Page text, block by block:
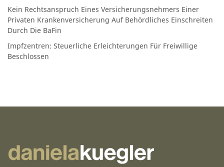
Kein Rechtsanspruch Eines Versicherungsnehmers Einer
Privaten Krankenversicherung Auf Behördliches Einschreiten
Durch Die BaFin
Impfzentren: Steuerliche Erleichterungen Für Freiwillige
Beschlossen